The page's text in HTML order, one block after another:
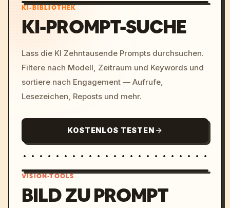
KI-BIBLIOTHEK
KI-PROMPT-SUCHE
Lass die KI Zehntausende Prompts durchsuchen.
Filtere nach Modell, Zeitraum und Keywords und
sortiere nach Engagement — Aufrufe,
Lesezeichen, Reposts und mehr.
KOSTENLOS TESTEN
VISION-TOOLS
BILD ZU PROMPT